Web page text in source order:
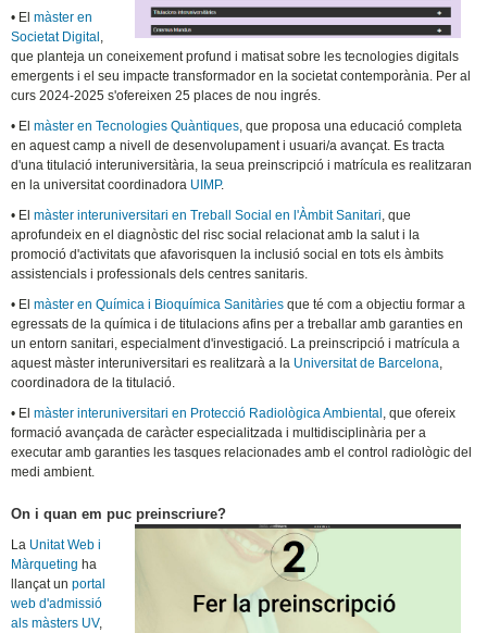
• Elmàster en
Societat Digital
que planteja un coneixement profund i matisat sobre les tecnologies digitals
emergents i el seu impacte transformador en la societat contemporània. Per al
curs 2024-2025 s'ofereixen 25 places de nou ingrés.
• Elmàster en Tecnologies Quàntiques , que proposa una educació completa
en aquest camp a nivell de desenvolupament i usuari/a avançat. Es tracta
d'una titulació interuniversitària, la seua preinscripció i matrícula es realitzaran
en la universitat coordinadora UIMP.
• Elmàster interuniversitari en Treball Social en l'Àmbit Sanitari , que
aprofundeix en el diagnòstic del risc social relacionat amb la salut i la
promoció d'activitats que afavorisquen la inclusió social en tots els àmbits
assistencials i professionals dels centres sanitaris.
• Elmàster en Química i Bioquímica Sanitàries que té com a objectiu formar a
egressats de la química i de titulacions afins per a treballar amb garanties en
un entorn sanitari, especialment d'investigació. La preinscripció i matrícula a
aquest màster interuniversitari es realitzarà a la Universitat de Barcelona
coordinadora de la titulació.
• Elmàster interuniversitari en Protecció Radiològica Ambiental , que ofereix
formació avançada de caràcter especialitzada i multidisciplinària per a
executar amb garanties les tasques relacionades amb el control radiològic del
medi ambient.
On i quan em puc preinscriure?
La Unitat Web i
Màrqueting ha
llançat un portal
web d'admissió
als màsters UV,